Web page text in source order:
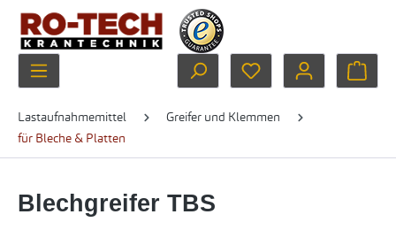
Zum Hauptinhalt springen
Du hast 0 Produkte
Lastaufnahmemittel
Greifer und Klemmen
für Bleche & Platten
Blechgreifer TBS